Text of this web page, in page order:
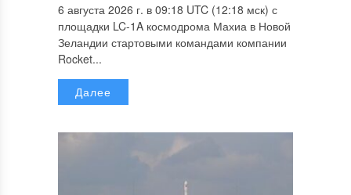
6 августа 2026 г. в 09:18 UTC (12:18 мск) с
площадки LC-1A космодрома Махиа в Новой
Зеландии стартовыми командами компании
Rocket...
Далее